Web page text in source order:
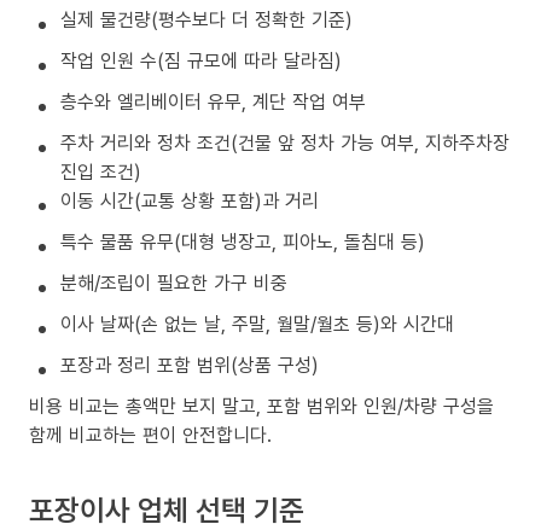
실제 물건량(평수보다 더 정확한 기준)
작업 인원 수(짐 규모에 따라 달라짐)
층수와 엘리베이터 유무, 계단 작업 여부
주차 거리와 정차 조건(건물 앞 정차 가능 여부, 지하주차장
진입 조건)
이동 시간(교통 상황 포함)과 거리
특수 물품 유무(대형 냉장고, 피아노, 돌침대 등)
분해/조립이 필요한 가구 비중
이사 날짜(손 없는 날, 주말, 월말/월초 등)와 시간대
포장과 정리 포함 범위(상품 구성)
비용 비교는 총액만 보지 말고, 포함 범위와 인원/차량 구성을
함께 비교하는 편이 안전합니다.
포장이사 업체 선택 기준